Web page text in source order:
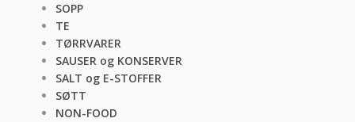
SOPP
TE
TØRRVARER
SAUSER og KONSERVER
SALT og E-STOFFER
SØTT
NON-FOOD